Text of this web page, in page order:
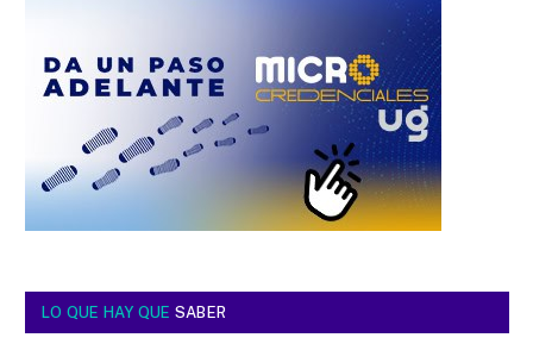
LO QUE HAY QUE SABER